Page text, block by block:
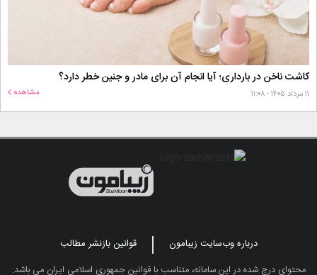
کاشت ناخن در بارداری؛ آیا انجام آن برای مادر و جنین خطر دارد؟
۱۱ مرداد ۱۴۰۵ - ۱۱:۰۸ مشاهده
درباره وب‌سایت زیبامون
قوانین بازنشر مطالب
محتوای درج شده در این سامانه، متناسب با قوانین جمهوری اسلامی ایران می باشد.